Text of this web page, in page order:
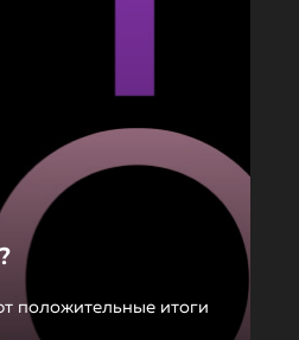
положительные итоги